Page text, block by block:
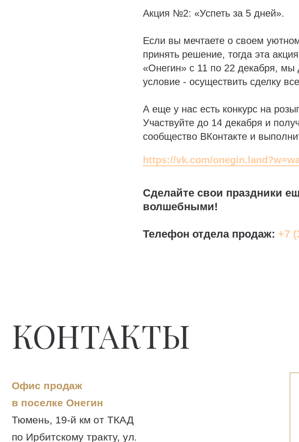
Акция №2: «Успеть за 5 дней».
Если вы мечтаете о своем
принять решение, тогда эта
«Онегин» с 11 по 22 декабря,
условие - осуществить сделку
А еще у нас есть конкурс на
Участвуйте до 14 декабря и
сообщество ВКонтакте и
https://vk.com/
Сделайте свои праздники
волшебными!
Телефон отдела продаж: +7
КОНТАКТЫ
Офис продаж
в поселке Онегин
Тюмень, 19-й км от ТКАД
по Ирбитскому тракту, ул.